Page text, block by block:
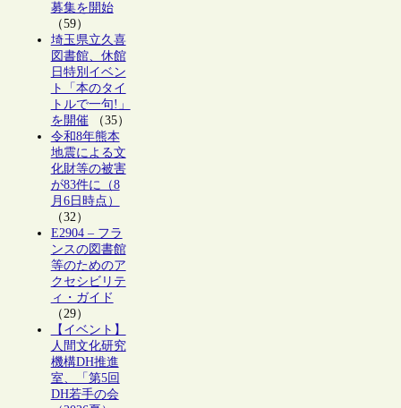
募集を開始
（59）
埼玉県立久喜
図書館、休館
日特別イベン
ト「本のタイ
トルで一句!」
を開催（35）
令和8年熊本
地震による文
化財等の被害
が83件に（8
月6日時点）
（32）
E2904 – フラ
ンスの図書館
等のためのア
クセシビリテ
ィ・ガイド
（29）
【イベント】
人間文化研究
機構DH推進
室、「第5回
DH若手の会